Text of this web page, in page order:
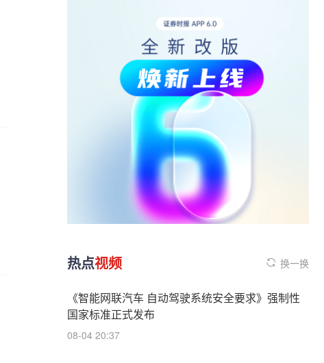
热点视频 换一换
《智能网联汽车 自动驾驶系统安全要求》强制性
国家标准正式发布
08-04 20:37